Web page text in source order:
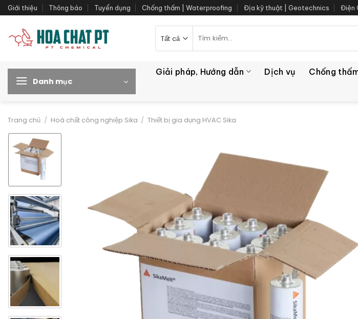
Bỏ
qua
dung
Giới thiệu Thông báo Tuyển dụng Chống thấm | Waterproofing Địa kỹ thuật | Geotechnics Điện
kiếm:
Danh mục
Giải pháp, Hướng dẫn Dịch vụ Chống
Trang chủ / Hoá chất công nghiệp Sika / Thiết bị gia dụng HVAC Sika